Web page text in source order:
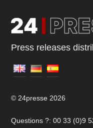
Press releases
© 24presse 2026
Questions ?: 00 33 (0)9